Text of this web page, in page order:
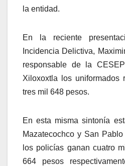
la entidad.
En la reciente
Incidencia Delictiva,
responsable de la
Xiloxoxtla los uniformados
tres mil 648 pesos.
En esta misma sintonía
Mazatecochco y San
los policías ganan cuatro
664 pesos